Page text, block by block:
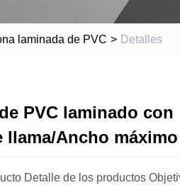
laminada de PVC > Detalles
PVC laminado con
llama/Ancho
Detalle de los productos